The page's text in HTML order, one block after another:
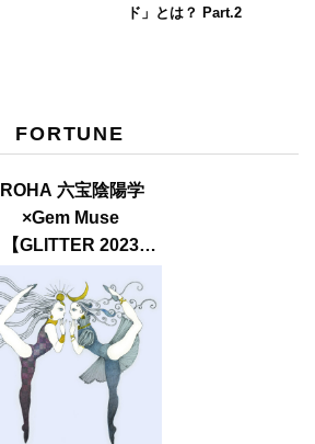
ド」とは？ Part.2
FORTUNE
IROHA 六宝陰陽学
×Gem Muse
【GLITTER 2023
issue】